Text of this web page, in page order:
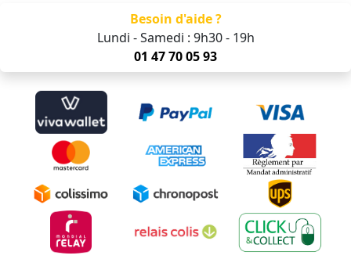
Besoin d'aide ?
Lundi - Samedi : 9h30 - 19h
01 47 70 05 93